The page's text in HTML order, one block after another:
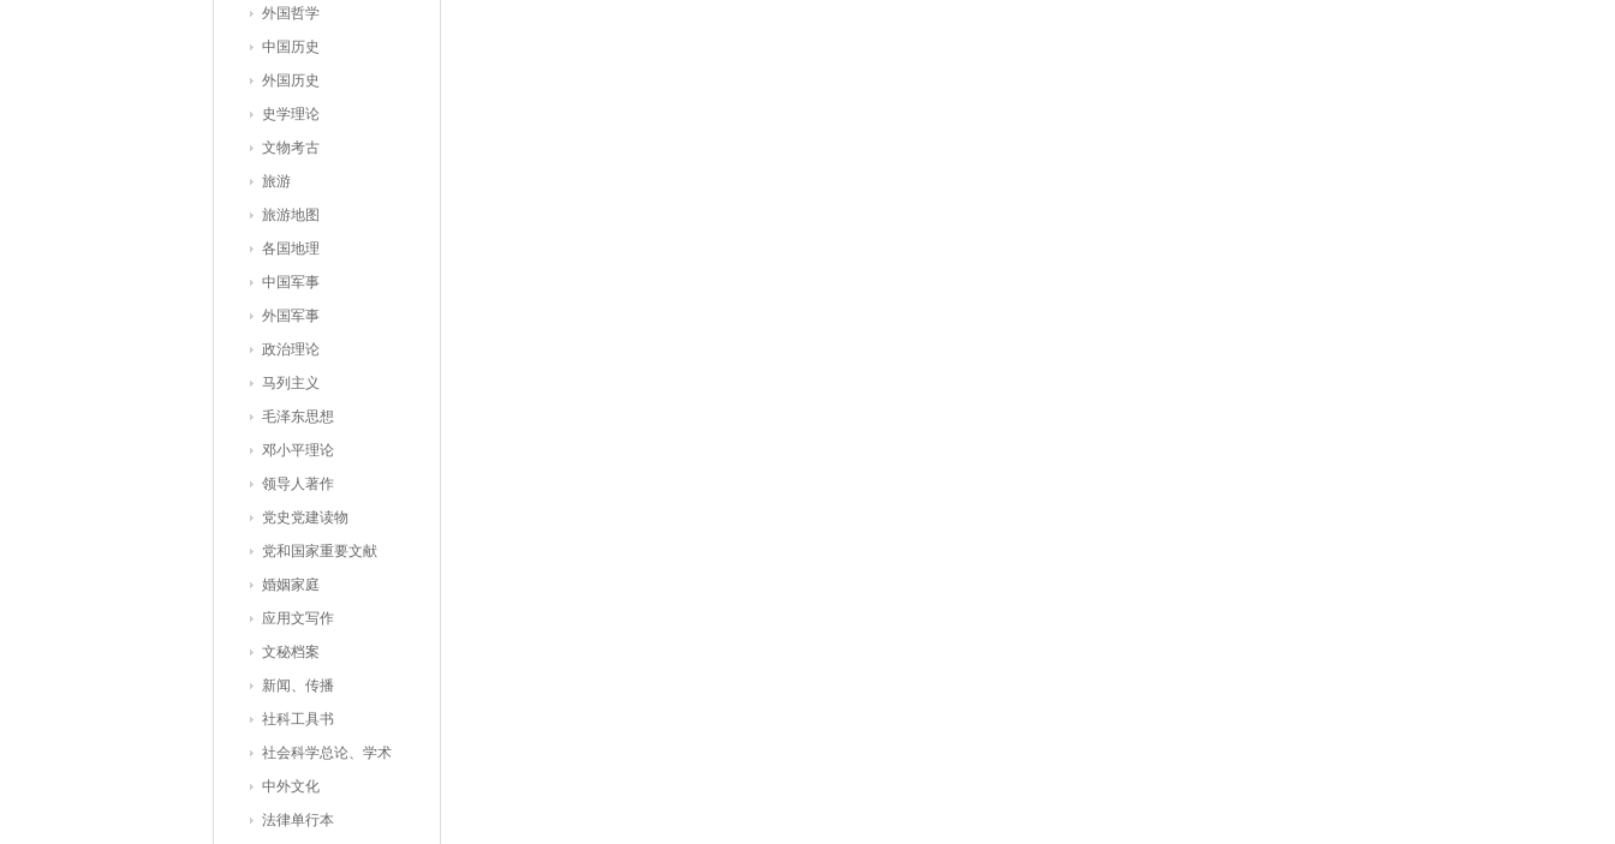
外国哲学
中国历史
外国历史
史学理论
文物考古
旅游
旅游地图
各国地理
中国军事
外国军事
政治理论
马列主义
毛泽东思想
邓小平理论
领导人著作
党史党建读物
党和国家重要文献
婚姻家庭
应用文写作
文秘档案
新闻、传播
社科工具书
社会科学总论、学术
中外文化
法律单行本